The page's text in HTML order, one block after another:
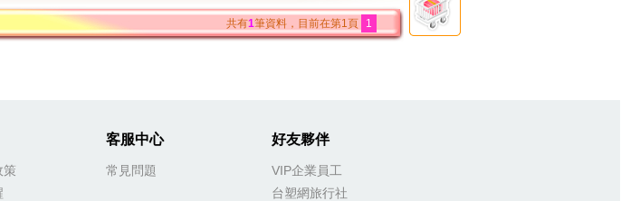
共有1筆資料，目前在第1頁 1
策
客服中心
常見問題
好友夥伴
VIP企業員工
台塑網旅行社